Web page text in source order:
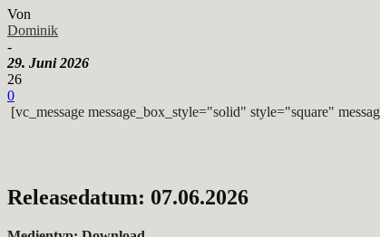
Von
Dominik
-
29. Juni 2026
26
0
[vc_message message_box_style="solid" style="square"
Releasedatum: 07.06.2026